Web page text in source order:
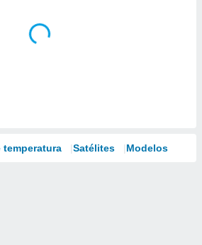
temperatura Satélites Modelos